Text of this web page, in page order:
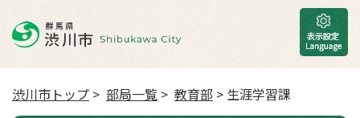
渋川市トップ > 部局一覧 > 教育部 > 生涯学習課